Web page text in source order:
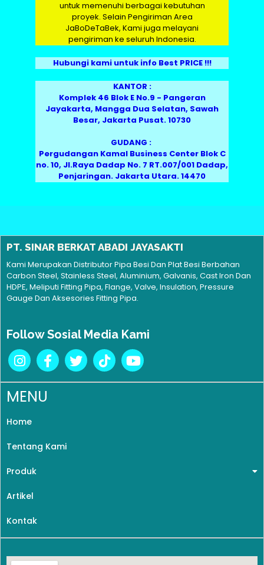
untuk memenuhi berbagai kebutuhan
proyek. Selain Pengiriman Area
JaBoDeTaBek, Kami juga melayani
pengiriman ke seluruh Indonesia.
Hubungi kami untuk info Best PRICE !!!
KANTOR :
Komplek 46 Blok E No.9 - Pangeran
Jayakarta, Mangga Dua Selatan, Sawah
Besar, Jakarta Pusat. 10730
GUDANG :
Pergudangan Kamal Business Center Blok C
no. 10, Jl.Raya Dadap No. 7 RT.007/001 Dadap,
Penjaringan. Jakarta Utara. 14470
PT. SINAR BERKAT ABADI JAYASAKTI
Kami Merupakan Distributor Pipa Besi Dan Plat Besi Berbahan
Carbon Steel, Stainless Steel, Aluminium, Galvanis, Cast Iron Dan
HDPE, Meliputi Fitting Pipa, Flange, Valve, Insulation, Pressure
Gauge Dan Aksesories Fitting Pipa.
Follow Sosial Media Kami
MENU
Home
Tentang Kami
Produk
Artikel
Kontak